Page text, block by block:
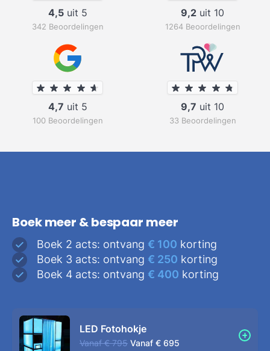
4,5uit 5
342 Beoordelingen
9,2 uit 10
1264 Beoordelingen
4,7 uit 5
100 Beoordelingen
9,7 uit 10
33 Beoordelingen
Boek meer & bespaar meer
Boek 2 acts: ontvang € 100 korting
Boek 3 acts: ontvang € 250 korting
Boek 4 acts: ontvang € 400 korting
LED Fotohokje
Vanaf € 795 Vanaf € 695